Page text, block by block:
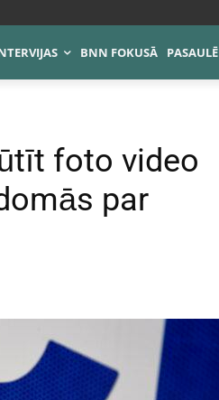
BNN FOKUSĀ PASAULĒ
foto video
par